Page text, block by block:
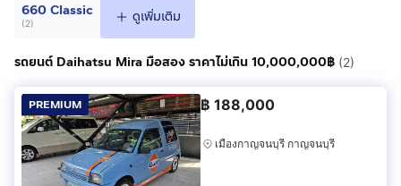
660 Classic
(2) ดูเพิ่มเติม
รถยนต์ Daihatsu Mira มือสอง ราคาไม่เกิน 10,000,000฿ (2)
PREMIUM ฿ 188,000
เมืองกาญจนบุรี กาญจนบุรี